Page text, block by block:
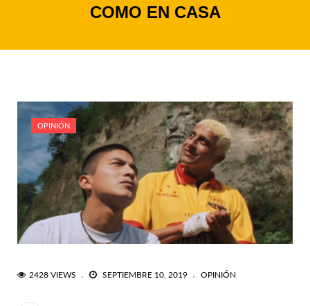
COMO EN CASA
OPINIÓN
2428 VIEWS SEPTIEMBRE 10, 2019 OPINIÓN